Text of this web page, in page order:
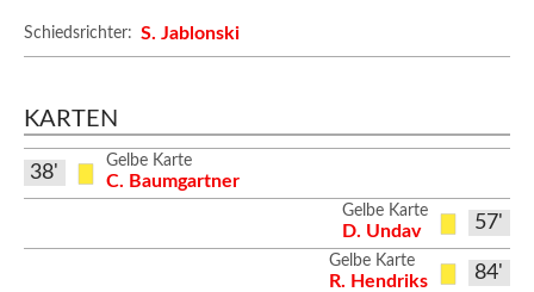
Schiedsrichter: S. Jablonski
KARTEN
Gelbe Karte
C. Baumgartner
38'
57'
Gelbe Karte
D. Undav
84'
Gelbe Karte
R. Hendriks